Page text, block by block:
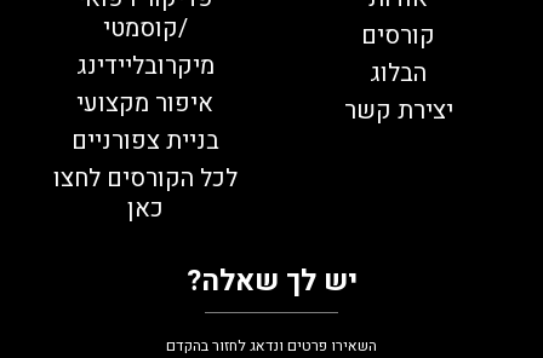
קורסים
הבלוג
יצירת קשר
/קוסמטי
מיקרובליידינג
איפור מקצועי
בניית צפורניים
לכל הקורסים לחצו
כאן
יש לך שאלה?
השאירו פרטים ונדאג לחזור בהקדם